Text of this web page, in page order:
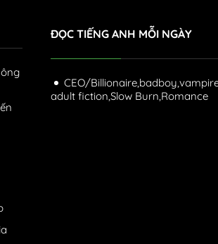
ĐỌC TIẾNG ANH MỖI NGÀY
CEO/Billionaire,badboy,
adult fiction,Slow Burn,Romance